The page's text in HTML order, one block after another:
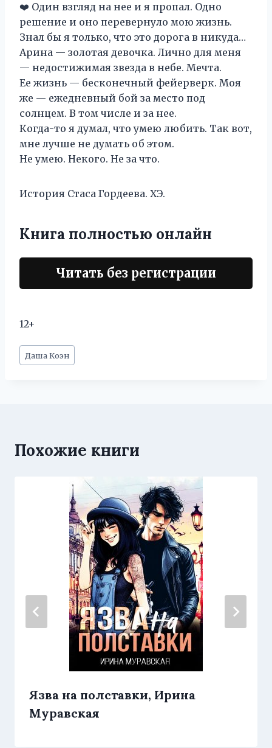
❤️ Один взгляд на нее и я пропал. Одно
решение и оно перевернуло мою жизнь.
Знал бы я только, что это дорога в никуда…
Арина — золотая девочка. Лично для меня
— недостижимая звезда в небе. Мечта.
Ее жизнь — бесконечный фейерверк. Моя
же — ежедневный бой за место под
солнцем. В том числе и за нее.
Когда-то я думал, что умею любить. Так вот,
мне лучше не думать об этом.
Не умею. Некого. Не за что.
История Стаса Гордеева. ХЭ.
Книга полностью онлайн
Читать без регистрации
12+
Метки
записи:
Даша Коэн
Похожие книги
Язва на полставки, Ирина
Муравская